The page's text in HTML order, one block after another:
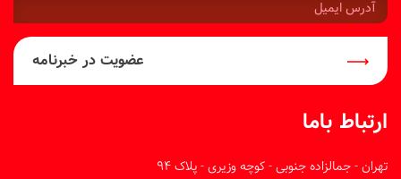
ایمیل:
عضویت در خبرنامه
ارتباط باما
تهران - جمالزاده جنوبی - کوچه وزیری - پلاک 94